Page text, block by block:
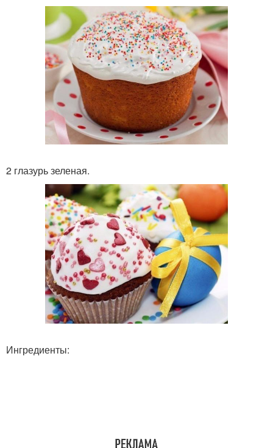
2 глазурь зеленая.
Ингредиенты: